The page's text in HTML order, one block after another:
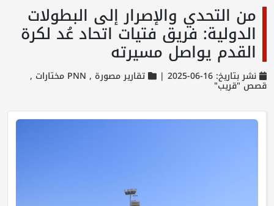
من التحدي والإصرار إلى البطولات
الدولية: فريق فتيات اتحاد عُد لكرة
القدم يواصل مسيرته
نشر بتاريخ: 16-06-2025 | تقارير مصورة , PNN مختارات ,
قصص "قريب"